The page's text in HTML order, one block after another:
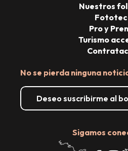
No se pierda ninguna
Deseo suscribirme al
Sigamos
Nuestros
Pro y
Turismo